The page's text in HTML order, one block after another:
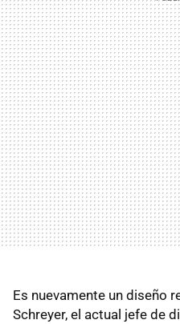
Es nuevamente un diseño
Schreyer, el actual jefe de